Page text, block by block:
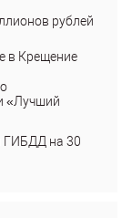
рублей
в Крещение
«Лучший
ГИБДД на 30